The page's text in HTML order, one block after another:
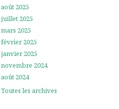
août 2025
juillet 2025
mars 2025
février 2025
janvier 2025
novembre 2024
août 2024
Toutes les archives